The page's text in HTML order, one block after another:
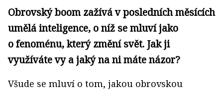
Obrovský boom zažívá v posledních měsících
umělá inteligence, o níž se mluví jako
o fenoménu, který změní svět. Jak ji
využíváte vy a jaký na ni máte názor?
Všude se mluví o tom, jakou obrovskou